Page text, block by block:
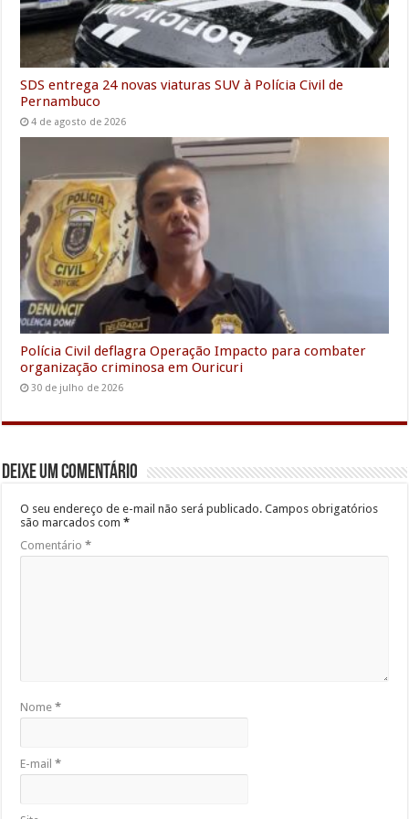
SDS entrega 24 novas viaturas SUV à Polícia Civil de
Pernambuco
4 de agosto de 2026
Polícia Civil deflagra Operação Impacto para combater
organização criminosa em Ouricuri
30 de julho de 2026
Deixe um comentário
O seu endereço de e-mail não será publicado. Campos obrigatórios
são marcados com*
Comentário*
Nome*
E-mail*